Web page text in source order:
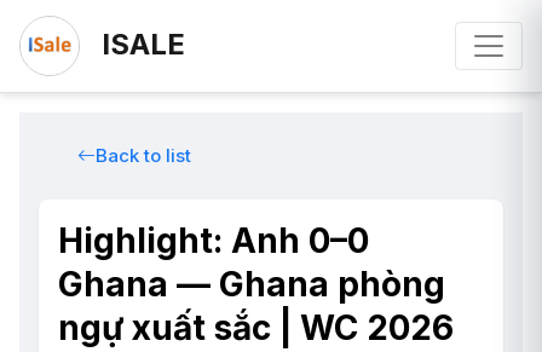
ISALE
Back to list
Highlight: Anh 0–0
Ghana — Ghana phòng
ngự xuất sắc | WC 2026